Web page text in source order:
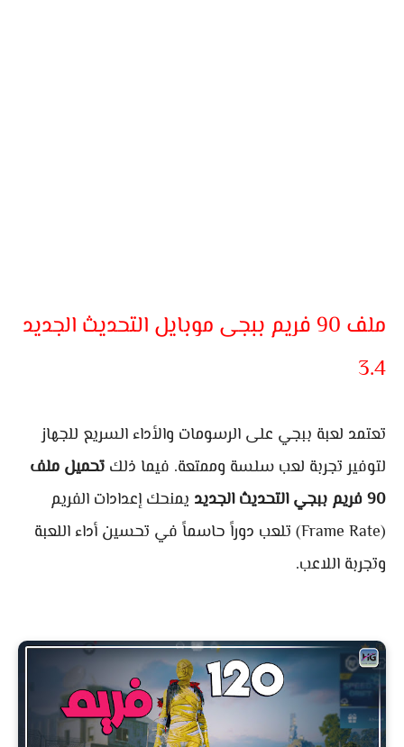
ملف 90 فريم ببجى موبايل التحديث الجديد
3.4
تعتمد لعبة ببجي على الرسومات والأداء السريع للجهاز
لتوفير تجربة لعب سلسة وممتعة. فيما ذلك تحميل ملف
90 فريم ببجي التحديث الجديد
يمنحك إعدادات الفريم
(Frame Rate) تلعب دوراً حاسماً في تحسين أداء اللعبة
وتجربة اللاعب.